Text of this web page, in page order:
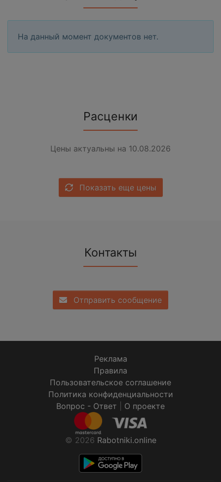
На данный момент документов нет.
Расценки
Цены актуальны на 10.08.2026
Показать еще цены
Контакты
Отправить сообщение
Реклама
Правила
Пользовательское соглашение
Политика конфиденциальности
Вопрос - Ответ
О проекте
© 2026 Rabotniki.online